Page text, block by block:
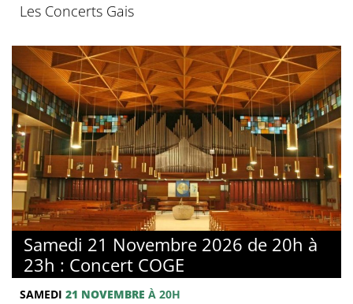
Les Concerts Gais
Samedi 21 Novembre 2026 de 20h à
23h : Concert COGE
SAMEDI 21 NOVEMBRE À 20H